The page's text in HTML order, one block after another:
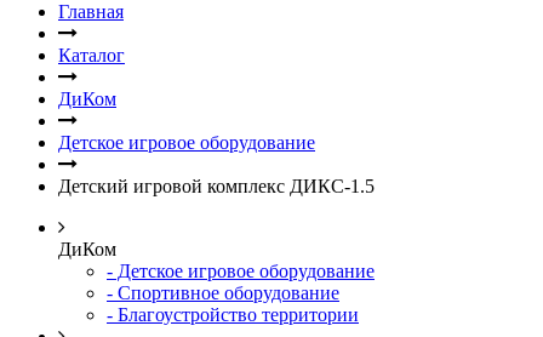
Главная
Каталог
ДиКом
Детское игровое оборудование
Детский игровой комплекс ДИКС-1.5
ДиКом
- Детское игровое оборудование
- Спортивное оборудование
- Благоустройство территории